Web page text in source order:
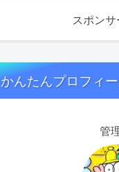
スポン
かんたんプロフィ
管